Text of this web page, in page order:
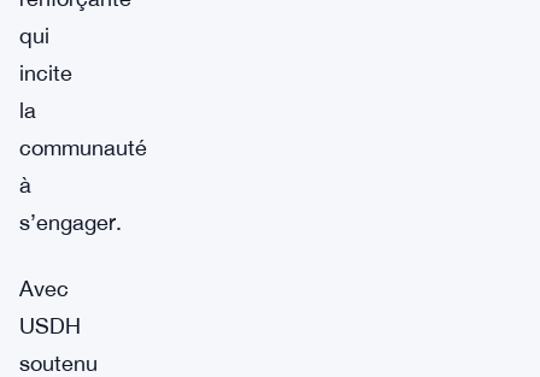
qui
incite
la
communauté
à
s’engager.
Avec
USDH
soutenu